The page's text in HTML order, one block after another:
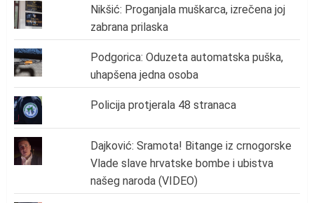
Nikšić: Proganjala muškarca, izrečena joj
zabrana prilaska
Podgorica: Oduzeta automatska puška,
uhapšena jedna osoba
Policija protjerala 48 stranaca
Dajković: Sramota! Bitange iz crnogorske
Vlade slave hrvatske bombe i ubistva
našeg naroda (VIDEO)